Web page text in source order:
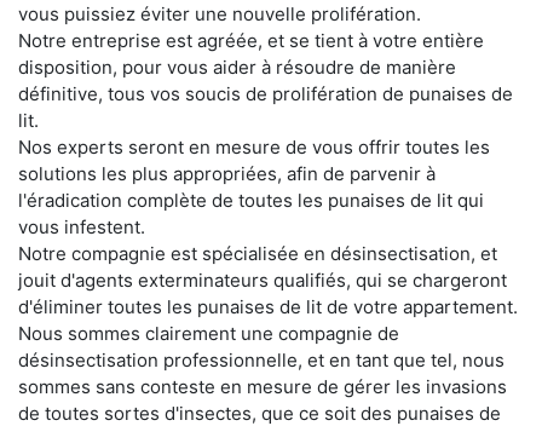
vous puissiez éviter une nouvelle prolifération.
Notre entreprise est agréée, et se tient à votre entière
disposition, pour vous aider à résoudre de manière
définitive, tous vos soucis de prolifération de punaises de
lit.
Nos experts seront en mesure de vous offrir toutes les
solutions les plus appropriées, afin de parvenir à
l'éradication complète de toutes les punaises de lit qui
vous infestent.
Notre compagnie est spécialisée en désinsectisation, et
jouit d'agents exterminateurs qualifiés, qui se chargeront
d'éliminer toutes les punaises de lit de votre appartement.
Nous sommes clairement une compagnie de
désinsectisation professionnelle, et en tant que tel, nous
sommes sans conteste en mesure de gérer les invasions
de toutes sortes d'insectes, que ce soit des punaises de